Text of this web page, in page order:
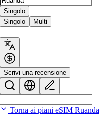
Singolo
Singolo
Multi
Scrivi una recensione
Torna ai piani eSIM Ruanda